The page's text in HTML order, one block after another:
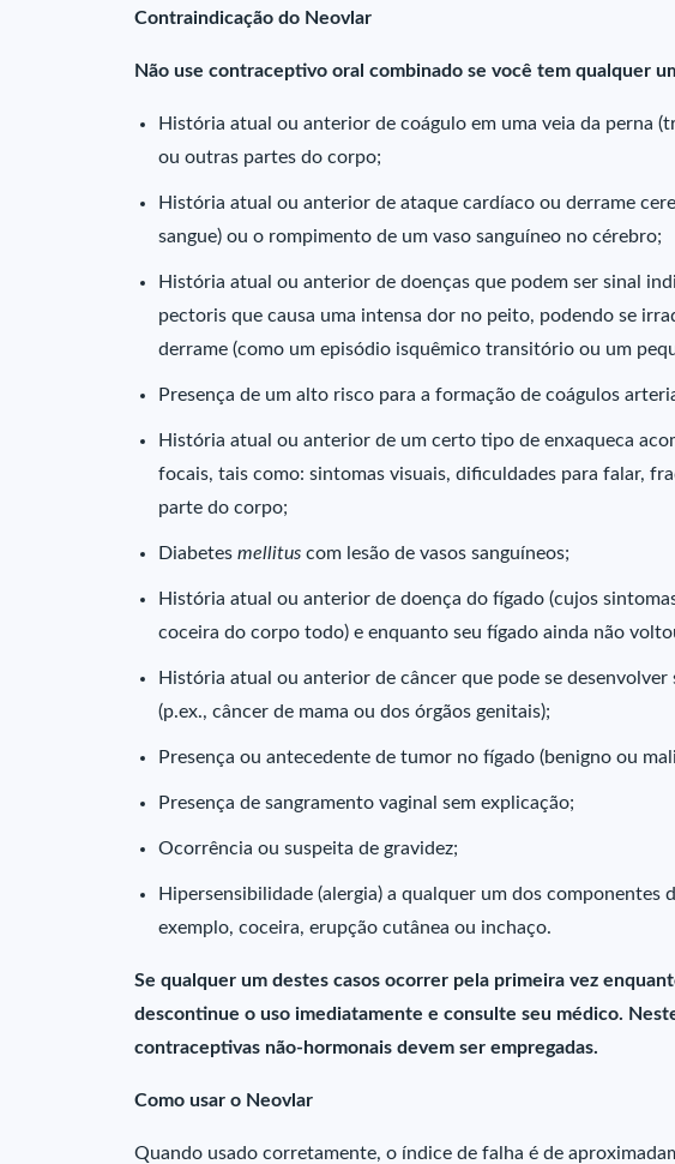
Contraindicação do Neovlar
Não use contraceptivo oral combinado se você tem qualquer
História atual ou anterior de coágulo em uma veia da perna
ou outras partes do corpo;
História atual ou anterior de ataque cardíaco ou derrame
sangue) ou o rompimento de um vaso sanguíneo no cérebro;
História atual ou anterior de doenças que podem ser sinal
pectoris que causa uma intensa dor no peito, podendo se
derrame (como um episódio isquêmico transitório ou um
Presença de um alto risco para a formação de coágulos
História atual ou anterior de um certo tipo de enxaqueca
focais, tais como: sintomas visuais, dificuldades para falar,
parte do corpo;
Diabetes mellitus com lesão de vasos sanguíneos;
História atual ou anterior de doença do fígado (cujos
coceira do corpo todo) e enquanto seu fígado ainda não
História atual ou anterior de câncer que pode se
(p.ex., câncer de mama ou dos órgãos genitais);
Presença ou antecedente de tumor no fígado (benigno ou
Presença de sangramento vaginal sem explicação;
Ocorrência ou suspeita de gravidez;
Hipersensibilidade (alergia) a qualquer um dos componentes
exemplo, coceira, erupção cutânea ou inchaço.
Se qualquer um destes casos ocorrer pela primeira vez
descontinue o uso imediatamente e consulte seu médico.
contraceptivas não-hormonais devem ser empregadas.
Como usar o Neovlar
Quando usado corretamente, o índice de falha é de